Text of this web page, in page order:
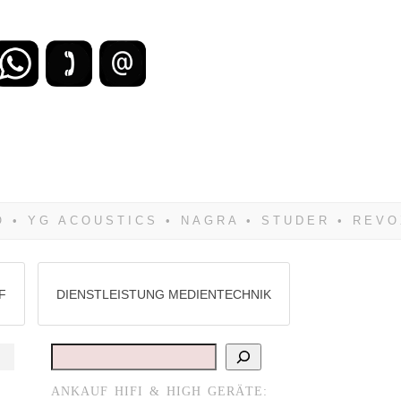
DIENSTLEISTUNG MEDIENTECHNIK
Suchen
ANKAUF HIFI & HIGH GERÄTE: